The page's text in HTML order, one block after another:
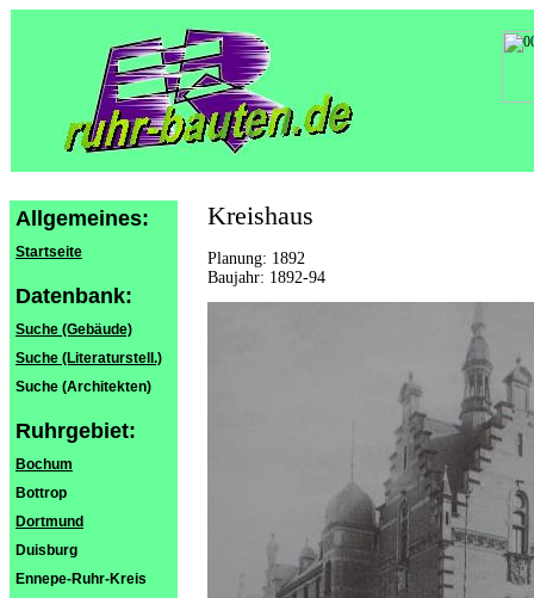
Allgemeines:
Startseite
Datenbank:
Suche (Gebäude)
Suche (Literaturstell.)
Suche (Architekten)
Ruhrgebiet:
Bochum
Bottrop
Dortmund
Duisburg
Ennepe-Ruhr-Kreis
Kreishaus
Planung: 1892
Baujahr: 1892-94